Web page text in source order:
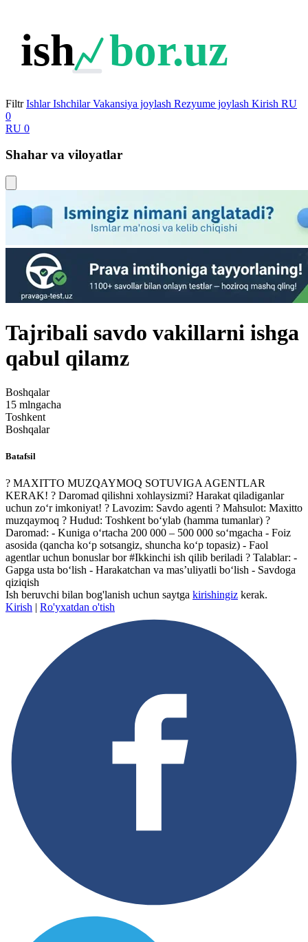
ish bor.uz
Filtr Ishlar Ishchilar Vakansiya joylash Rezyume joylash Kirish RU
0
RU 0
Shahar va viloyatlar
Tajribali savdo vakillarni ishga
qabul qilamz
Boshqalar
15 mlngacha
Toshkent
Boshqalar
Batafsil
? MAXITTO MUZQAYMOQ SOTUVIGA AGENTLAR
KERAK! ? Daromad qilishni xohlaysizmi? Harakat qiladiganlar
uchun zo‘r imkoniyat! ? Lavozim: Savdo agenti ? Mahsulot: Maxitto
muzqaymoq ? Hudud: Toshkent bo‘ylab (hamma tumanlar) ?
Daromad: - Kuniga o‘rtacha 200 000 – 500 000 so‘mgacha - Foiz
asosida (qancha ko‘p sotsangiz, shuncha ko‘p topasiz) - Faol
agentlar uchun bonuslar bor #Ikkinchi ish qilib beriladi ? Talablar: -
Gapga usta bo‘lish - Harakatchan va mas’uliyatli bo‘lish - Savdoga
qiziqish
Ish beruvchi bilan bog'lanish uchun saytga kirishingiz kerak.
Kirish | Ro'yxatdan o'tish